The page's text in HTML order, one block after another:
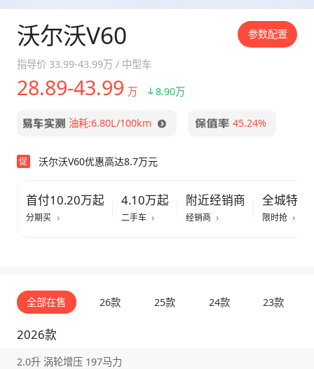
沃尔沃V60 参数配置
指导价 33.99-43.99万 / 中型车
28.89-43.99 万 8.90万
油耗:6.80L/100km 45.24%
促 沃尔沃V60优惠高达8.7万元
首付10.20万起
分期买
4.10万起
二手车
附近经销商
经销商
全城特惠
限时抢
全部在售 26款 25款 24款 23款
2026款
2.0升 涡轮增压 197马力